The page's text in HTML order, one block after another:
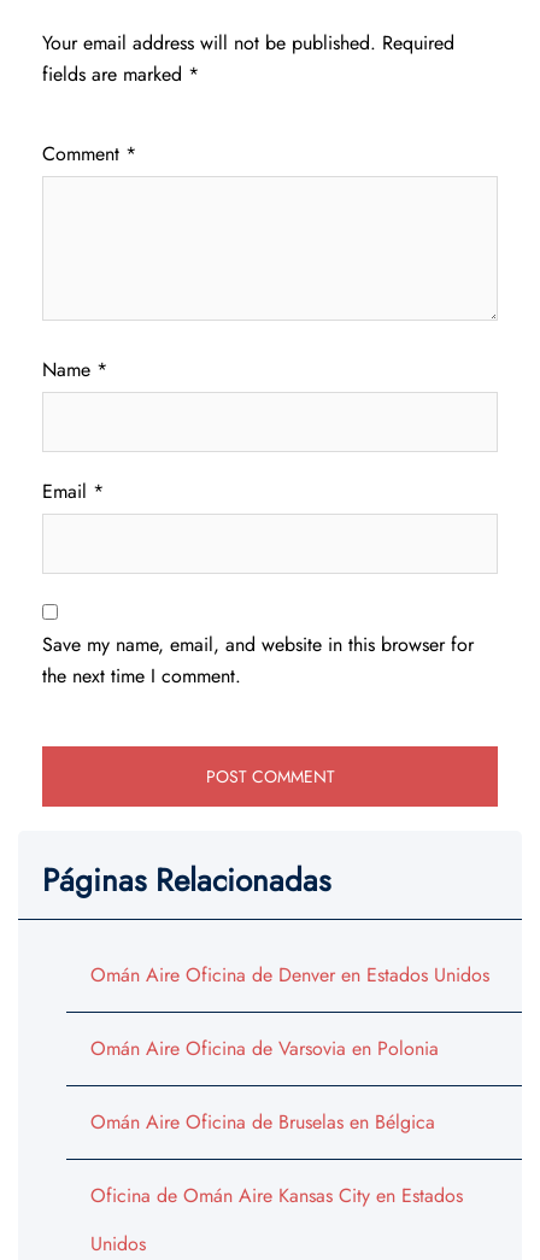
Your email address will not be published. Required
fields are marked *
Comment *
Name *
Email *
Save my name, email, and website in this browser for
the next time I comment.
Páginas Relacionadas
Omán Aire Oficina de Denver en Estados Unidos
Omán Aire Oficina de Varsovia en Polonia
Omán Aire Oficina de Bruselas en Bélgica
Oficina de Omán Aire Kansas City en Estados
Unidos